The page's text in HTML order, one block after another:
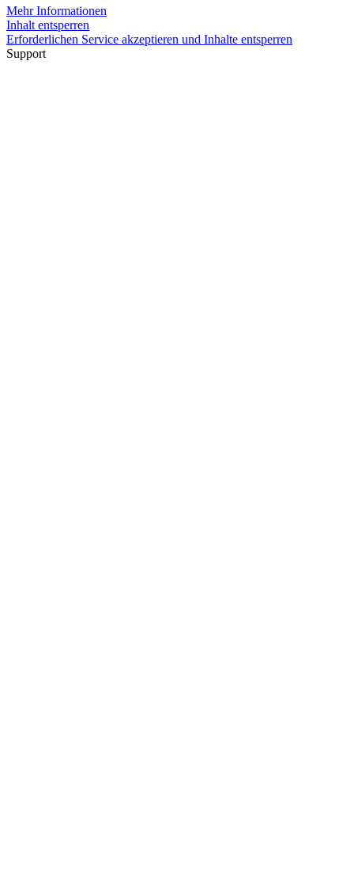
Mehr Informationen
Inhalt entsperren
Erforderlichen Service akzeptieren und Inhalte entsperren
Support